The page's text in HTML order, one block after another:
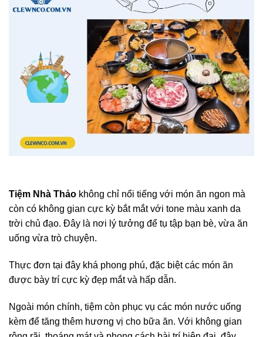
Tiệm Nhà Thảo không chỉ nổi tiếng với món ăn ngon mà
còn có không gian cực kỳ bắt mắt với tone màu xanh da
trời chủ đạo. Đây là nơi lý tưởng để tụ tập bạn bè, vừa ăn
uống vừa trò chuyện.
Thực đơn tại đây khá phong phú, đặc biệt các món ăn
được bày trí cực kỳ đẹp mắt và hấp dẫn.
Ngoài món chính, tiệm còn phục vụ các món nước uống
kèm để tăng thêm hương vị cho bữa ăn. Với không gian